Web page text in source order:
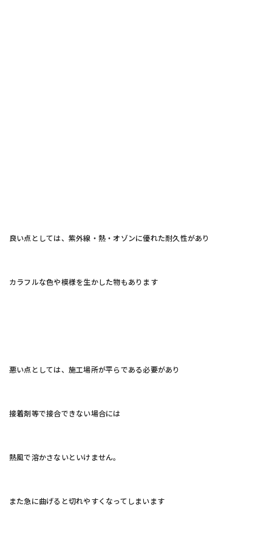
良い点としては、紫外線・熱・オゾンに優れた耐久性があり
カラフルな色や模様を生かした物もあります
悪い点としては、施工場所が平らである必要があり
接着剤等で接合できない場合には
熱風で溶かさないといけません。
また急に曲げると切れやすくなってしまいます